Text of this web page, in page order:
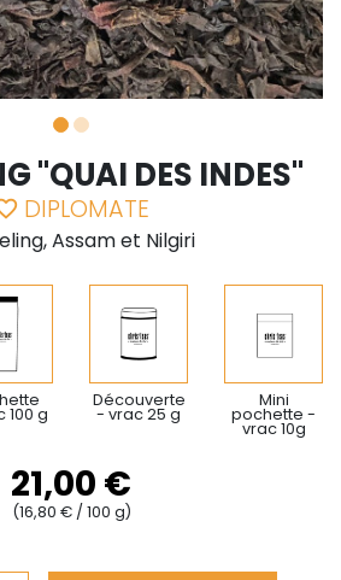
"QUAI DES INDES"
DIPLOMATE
Assam et Nilgiri
100 g
Découverte
- vrac 25 g
Mini
pochette -
vrac 10g
21,00 €
(16,80 € / 100 g)